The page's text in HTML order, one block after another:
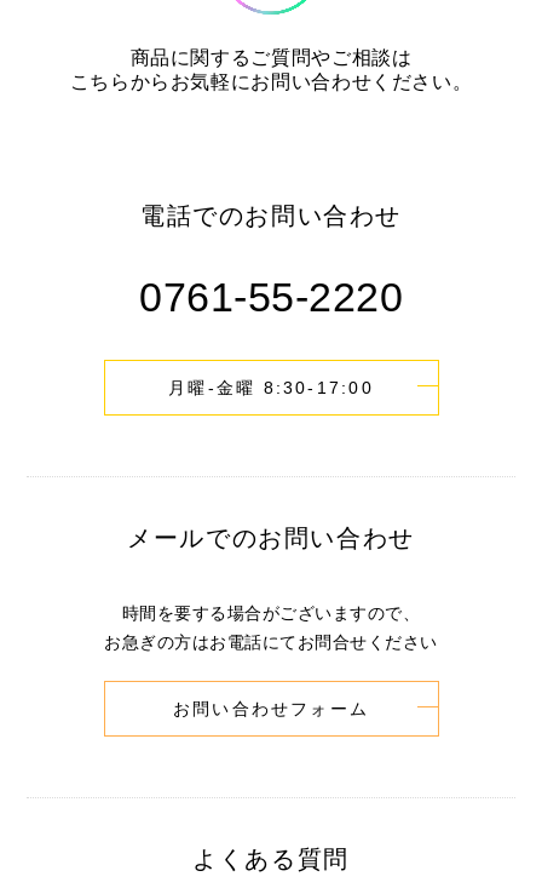
商品に関するご質問やご相談は
こちらからお気軽にお問い合わせください。
電話でのお問い合わせ
0761-55-2220
月曜-金曜 8:30-17:00
メールでのお問い合わせ
時間を要する場合がございますので、
お急ぎの方はお電話にてお問合せください
お問い合わせフォーム
よくある質問